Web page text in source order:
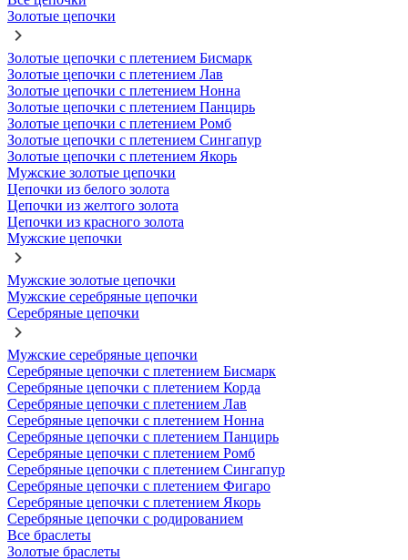
Золотые цепочки
Золотые цепочки с плетением Бисмарк
Золотые цепочки с плетением Лав
Золотые цепочки с плетением Нонна
Золотые цепочки с плетением Панцирь
Золотые цепочки с плетением Ромб
Золотые цепочки с плетением Сингапур
Золотые цепочки с плетением Якорь
Мужские золотые цепочки
Цепочки из белого золота
Цепочки из желтого золота
Цепочки из красного золота
Мужские цепочки
Мужские золотые цепочки
Мужские серебряные цепочки
Серебряные цепочки
Мужские серебряные цепочки
Серебряные цепочки с плетением Бисмарк
Серебряные цепочки с плетением Корда
Серебряные цепочки с плетением Лав
Серебряные цепочки с плетением Нонна
Серебряные цепочки с плетением Панцирь
Серебряные цепочки с плетением Ромб
Серебряные цепочки с плетением Сингапур
Серебряные цепочки с плетением Фигаро
Серебряные цепочки с плетением Якорь
Серебряные цепочки с родированием
Все браслеты
Золотые браслеты